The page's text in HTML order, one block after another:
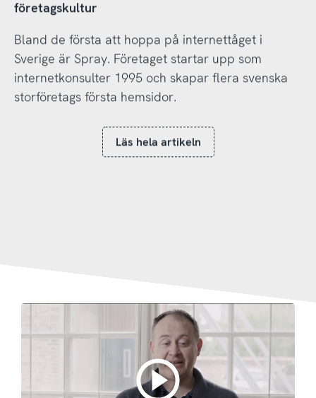
företagskultur
Bland de första att hoppa på internettåget i
Sverige är Spray. Företaget startar upp som
internetkonsulter 1995 och skapar flera svenska
storföretags första hemsidor.
Läs hela artikeln